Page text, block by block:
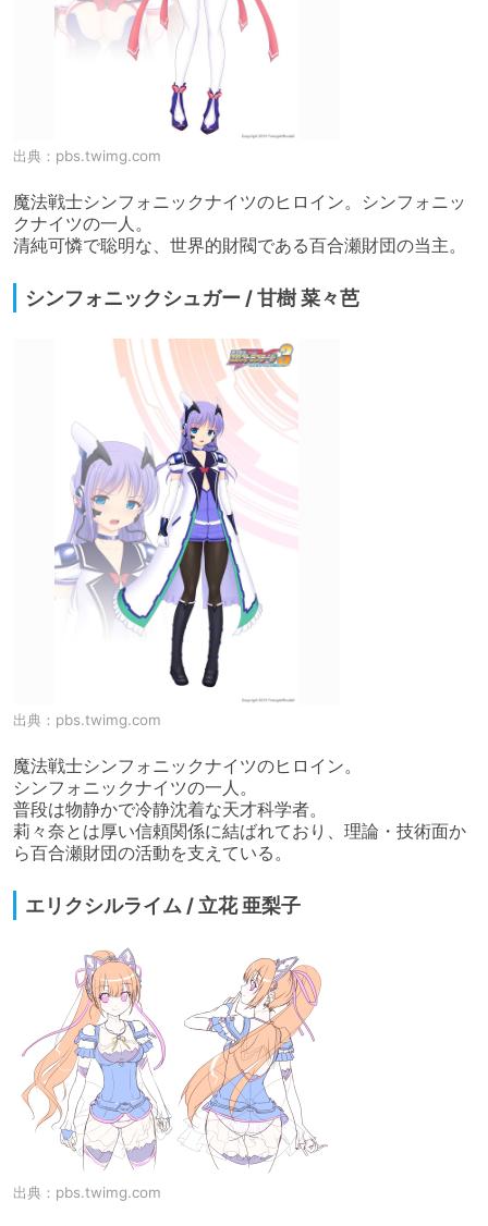
出典： pbs.twimg.com
魔法戦士シンフォニックナイツのヒロイン。シンフォニッ
クナイツの一人。
清純可憐で聡明な、世界的財閥である百合瀬財団の当主。
シンフォニックシュガー / 甘樹 菜々芭
出典： pbs.twimg.com
魔法戦士シンフォニックナイツのヒロイン。
シンフォニックナイツの一人。
普段は物静かで冷静沈着な天才科学者。
莉々奈とは厚い信頼関係に結ばれており、理論・技術面か
ら百合瀬財団の活動を支えている。
エリクシルライム / 立花 亜梨子
出典： pbs.twimg.com